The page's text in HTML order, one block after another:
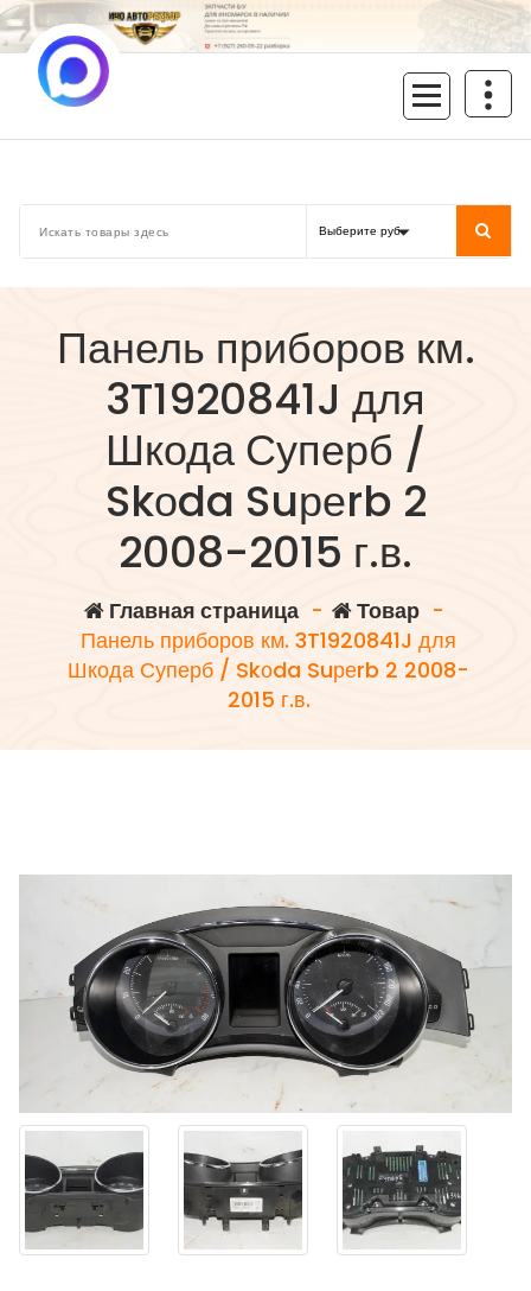
Перейти
к
содержимому
Панель приборов км.
3T1920841J для
Шкода Суперб /
Skоda Suреrb 2
2008-2015 г.в.
Главная страница- Товар-
Панель приборов км. 3T1920841J для
Шкода Суперб / Skоda Suреrb 2 2008-
2015 г.в.